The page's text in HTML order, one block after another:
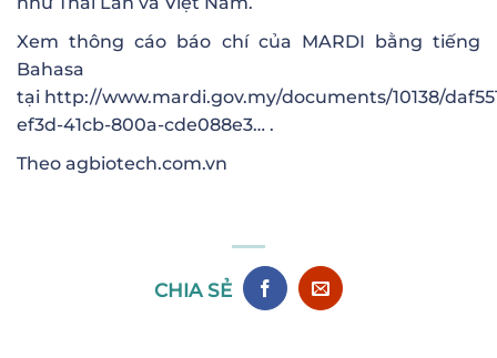
Xem thông cáo báo chí của MARDI bằng tiếng
Bahasa
tại http://www.mardi.gov.my/documents/10138/
ef3d-41cb-800a-cde088e3… .
Theo agbiotech.com.vn
CHIA SẺ